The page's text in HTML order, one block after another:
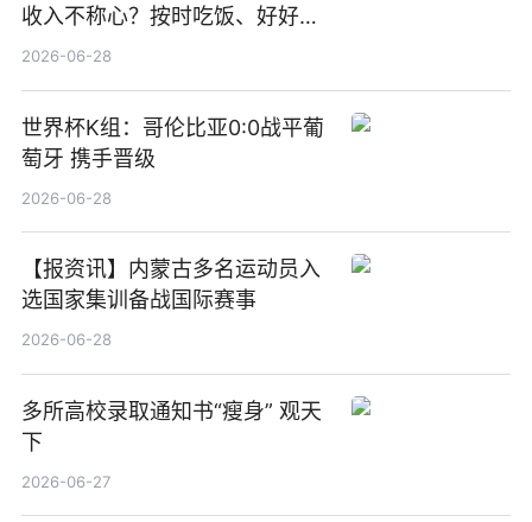
收入不称心？按时吃饭、好好睡
觉
2026-06-28
世界杯K组：哥伦比亚0:0战平葡
萄牙 携手晋级
2026-06-28
【报资讯】内蒙古多名运动员入
选国家集训备战国际赛事
2026-06-28
多所高校录取通知书“瘦身” 观天
下
2026-06-27